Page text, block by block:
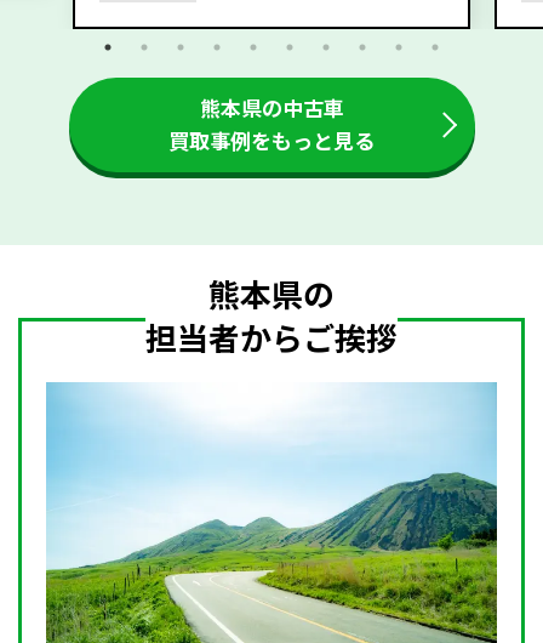
熊本県の中古車
買取事例をもっと見る
熊本県の
担当者からご挨拶